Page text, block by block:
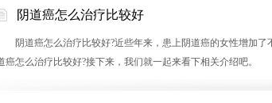
阴道癌怎么治疗比较好
阴道癌怎么治疗比较好?近些年来，患上阴道癌的女性增加了
癌怎么治疗比较好?接下来，我们就一起来看下相关介绍吧